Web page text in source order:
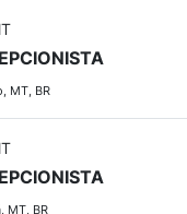
MT, BR
MT, BR